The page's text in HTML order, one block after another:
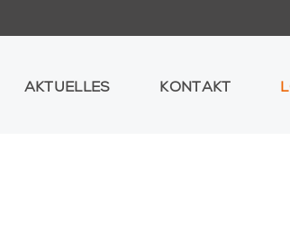
AKTUELLES KONTAKT